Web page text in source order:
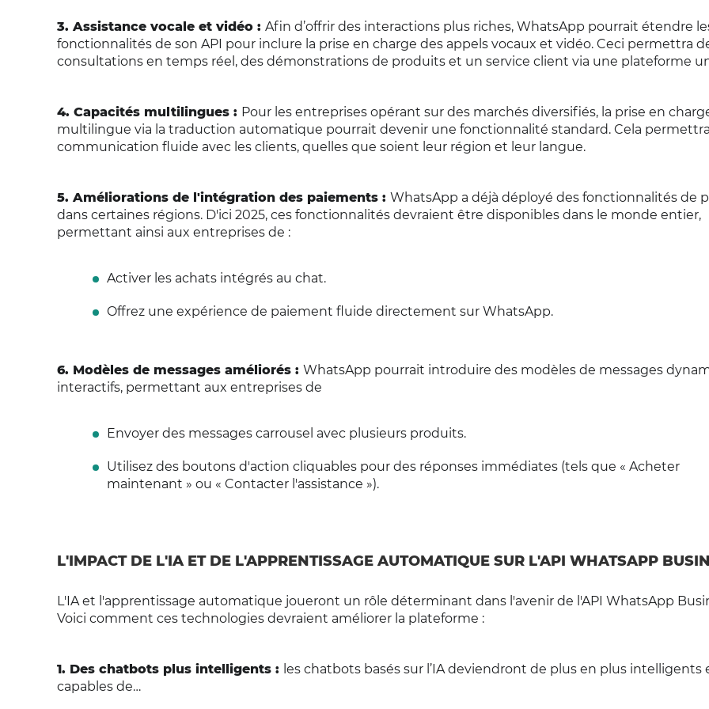
3. Assistance vocale et vidéo : Afin d’offrir des interactions plus riches, WhatsApp pourrait étendre
fonctionnalités de son API pour inclure la prise en charge des appels vocaux et vidéo. Ceci permettra
consultations en temps réel, des démonstrations de produits et un service client via une plateforme
4. Capacités multilingues : Pour les entreprises opérant sur des marchés diversifiés, la prise en
multilingue via la traduction automatique pourrait devenir une fonctionnalité standard. Cela
communication fluide avec les clients, quelles que soient leur région et leur langue.
5. Améliorations de l'intégration des paiements : WhatsApp a déjà déployé des fonctionnalités de
dans certaines régions. D'ici 2025, ces fonctionnalités devraient être disponibles dans le monde entier,
permettant ainsi aux entreprises de :
Activer les achats intégrés au chat.
Offrez une expérience de paiement fluide directement sur WhatsApp.
6. Modèles de messages améliorés : WhatsApp pourrait introduire des modèles de messages
interactifs, permettant aux entreprises de
Envoyer des messages carrousel avec plusieurs produits.
Utilisez des boutons d'action cliquables pour des réponses immédiates (tels que « Acheter
maintenant » ou « Contacter l'assistance »).
L'IMPACT DE L'IA ET DE L'APPRENTISSAGE AUTOMATIQUE SUR L'API WHATSAPP
L'IA et l'apprentissage automatique joueront un rôle déterminant dans l'avenir de l'API WhatsApp
Voici comment ces technologies devraient améliorer la plateforme :
1. Des chatbots plus intelligents : les chatbots basés sur l’IA deviendront de plus en plus intelligents
capables de…